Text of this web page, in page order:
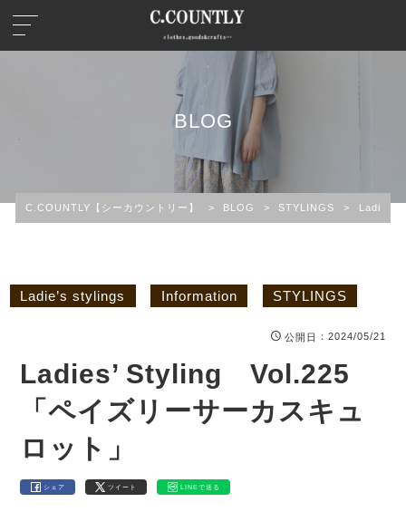
BLOG
C.COUNTLY【シーカウントリー】 > BLOG > STYLINGS > Ladie’s
Ladie’s stylings Information STYLINGS
公開日 ：2024/05/21
Ladies’ Styling Vol.225
「ペイズリーサーカスキュ
ロット」
シェア ツイート LINEで送る